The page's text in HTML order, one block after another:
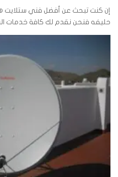
إن كنت تبحث عن أفضل فني
حليفه فنحن نقدم لك كافة خدمات